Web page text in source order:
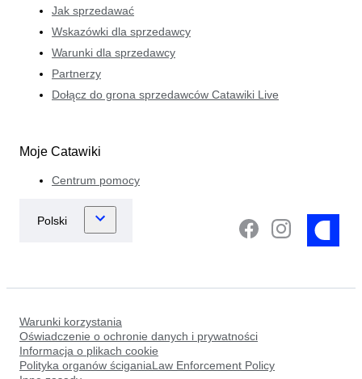
Jak sprzedawać
Wskazówki dla sprzedawcy
Warunki dla sprzedawcy
Partnerzy
Dołącz do grona sprzedawców Catawiki Live
Moje Catawiki
Centrum pomocy
Warunki korzystania
Oświadczenie o ochronie danych i prywatności
Informacja o plikach cookie
Polityka organów ściganiaLaw Enforcement Policy